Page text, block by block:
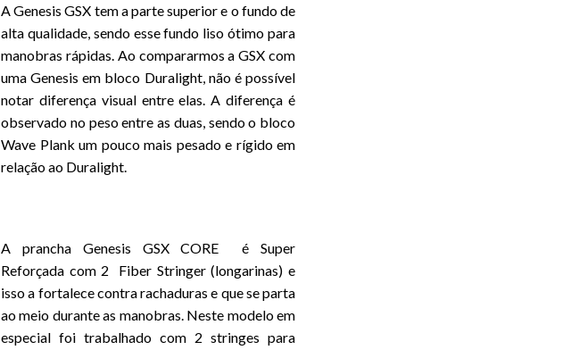
A Genesis GSX tem a parte superior e o fundo de
alta qualidade, sendo esse fundo liso ótimo para
manobras rápidas. Ao compararmos a GSX com
uma Genesis em bloco Duralight, não é possível
notar diferença visual entre elas. A diferença é
observado no peso entre as duas, sendo o bloco
Wave Plank um pouco mais pesado e rígido em
relação ao Duralight.
A prancha Genesis GSX CORE é Super
Reforçada com 2 Fiber Stringer (longarinas) e
isso a fortalece contra rachaduras e que se parta
ao meio durante as manobras. Neste modelo em
especial foi trabalhado com 2 stringes para